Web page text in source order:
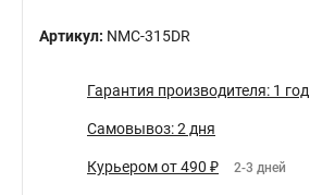
Артикул: NMC-315DR
Гарантия производителя: 1 год
Самовывоз: 2 дня
Курьером от 490 ₽ 2-3 дней